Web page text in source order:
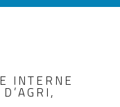
INTERNE